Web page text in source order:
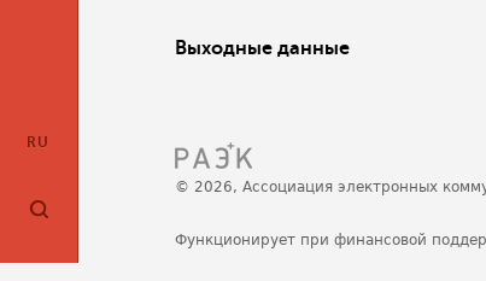
RU
Выходные данные
© 2026, Ассоциация электронных
Функционирует при финансовой
развития, связи и массовых